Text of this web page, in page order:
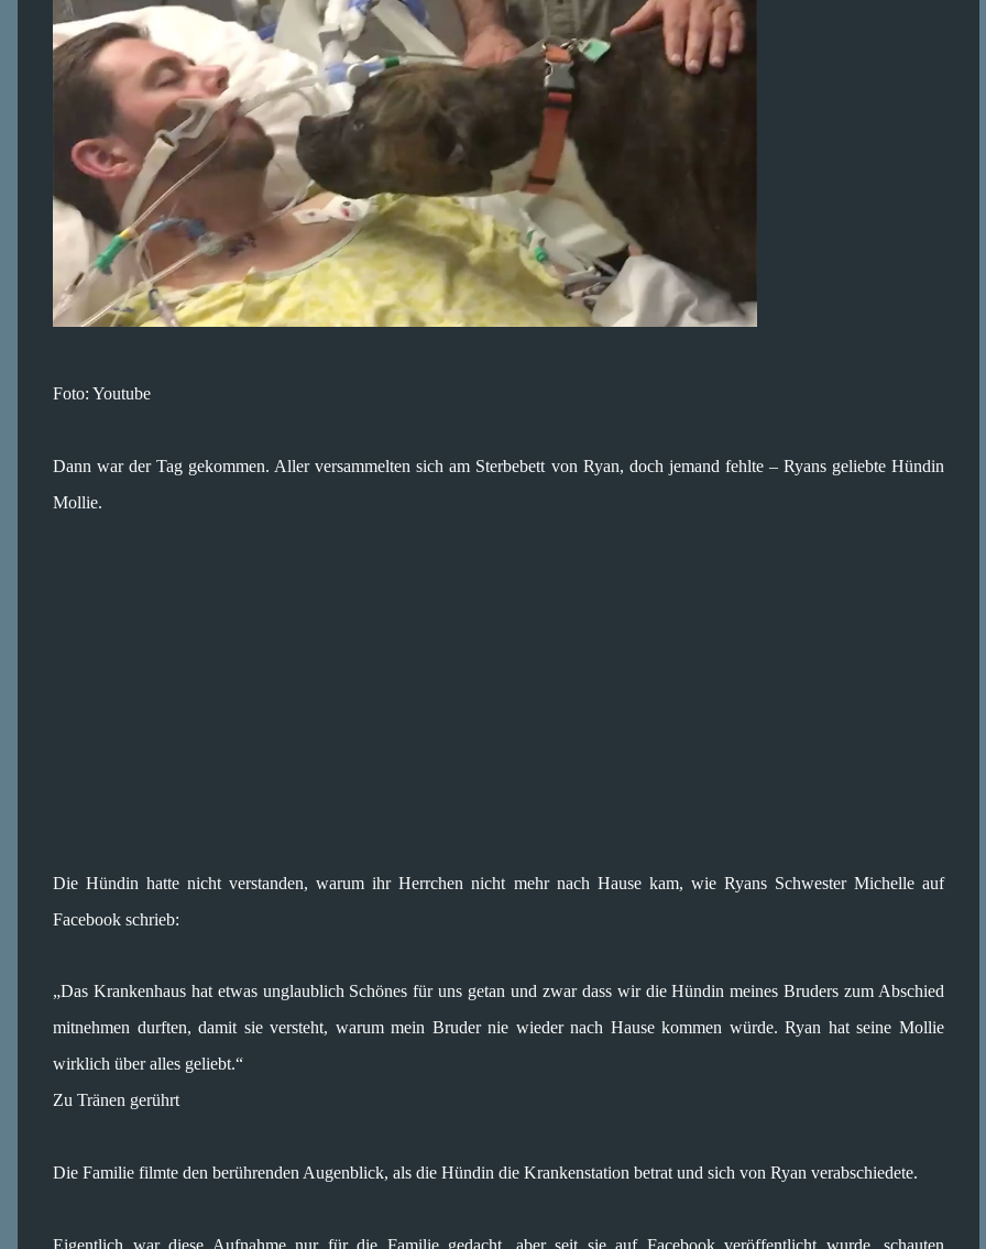
Foto: Youtube
Dann war der Tag gekommen. Aller versammelten sich am Sterbebett von Ryan, doch jemand fehlte – Ryans geliebte Hündin
Mollie.
Die Hündin hatte nicht verstanden, warum ihr Herrchen nicht mehr nach Hause kam, wie Ryans Schwester Michelle auf
Facebook schrieb:
„Das Krankenhaus hat etwas unglaublich Schönes für uns getan und zwar dass wir die Hündin meines Bruders zum Abschied
mitnehmen durften, damit sie versteht, warum mein Bruder nie wieder nach Hause kommen würde. Ryan hat seine Mollie
wirklich über alles geliebt.“
Zu Tränen gerührt
Die Familie filmte den berührenden Augenblick, als die Hündin die Krankenstation betrat und sich von Ryan verabschiedete.
Eigentlich war diese Aufnahme nur für die Familie gedacht, aber seit sie auf Facebook veröffentlicht wurde, schauten